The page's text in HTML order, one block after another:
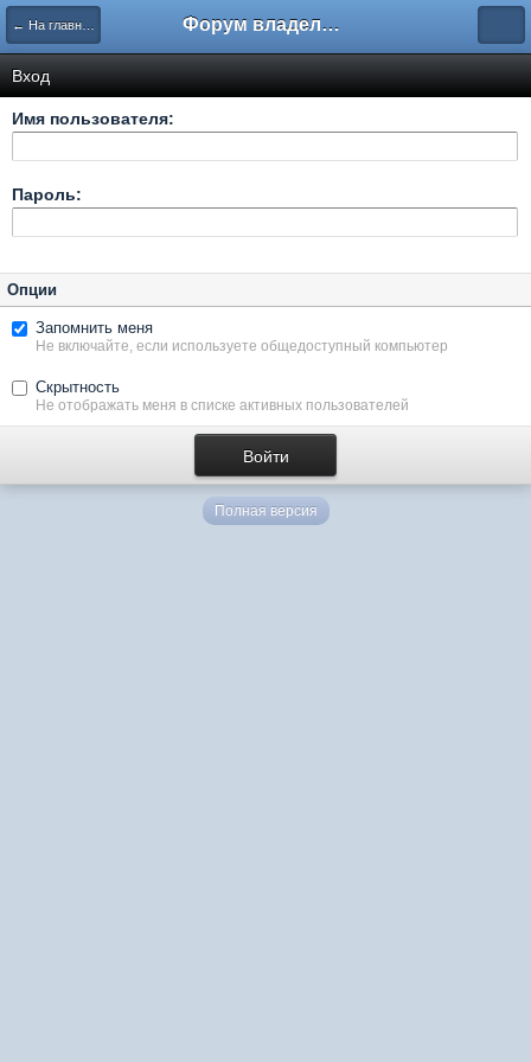
← На главную Форум владельцев интернет-магазинов
Вход
Имя пользователя:
Пароль:
Опции
Запомнить меня
Не включайте, если используете общедоступный компьютер
Скрытность
Не отображать меня в списке активных пользователей
Полная версия